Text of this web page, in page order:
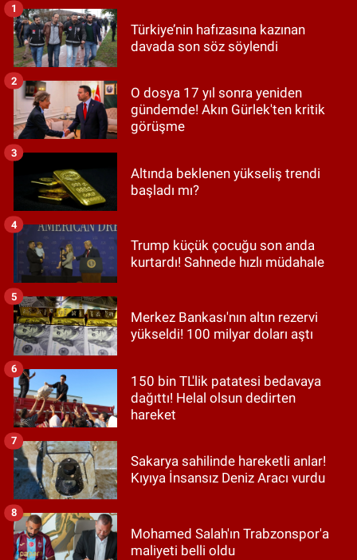
Türkiye’nin hafızasına kazınan
davada son söz söylendi
1
O dosya 17 yıl sonra yeniden
gündemde! Akın Gürlek'ten kritik
görüşme
2
Altında beklenen yükseliş trendi
başladı mı?
3
Trump küçük çocuğu son anda
kurtardı! Sahnede hızlı müdahale
4
Merkez Bankası'nın altın rezervi
yükseldi! 100 milyar doları aştı
5
150 bin TL'lik patatesi bedavaya
dağıttı! Helal olsun dedirten
hareket
6
Sakarya sahilinde hareketli anlar!
Kıyıya İnsansız Deniz Aracı vurdu
7
Mohamed Salah'ın Trabzonspor'a
maliyeti belli oldu
8